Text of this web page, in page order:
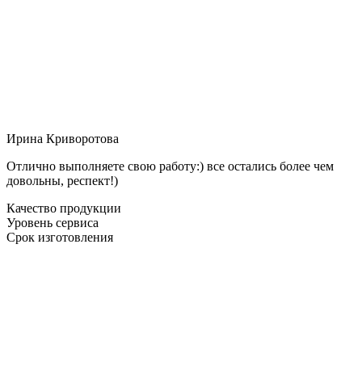
Ирина Криворотова
Отлично выполняете свою работу:) все остались более чем
довольны, респект!)
Качество продукции
Уровень сервиса
Срок изготовления